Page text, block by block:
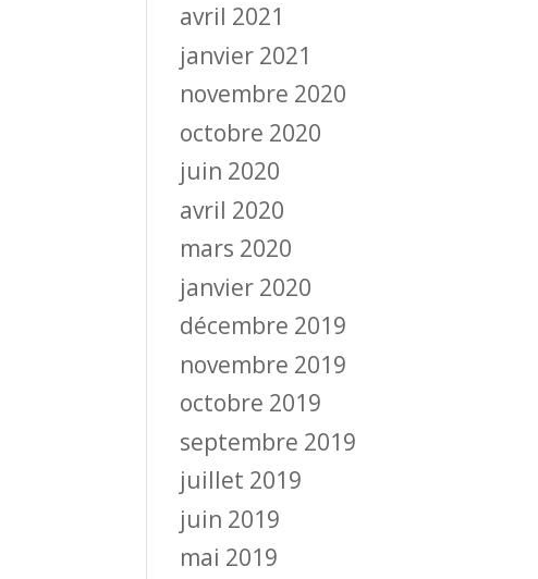
avril 2021
janvier 2021
novembre 2020
octobre 2020
juin 2020
avril 2020
mars 2020
janvier 2020
décembre 2019
novembre 2019
octobre 2019
septembre 2019
juillet 2019
juin 2019
mai 2019